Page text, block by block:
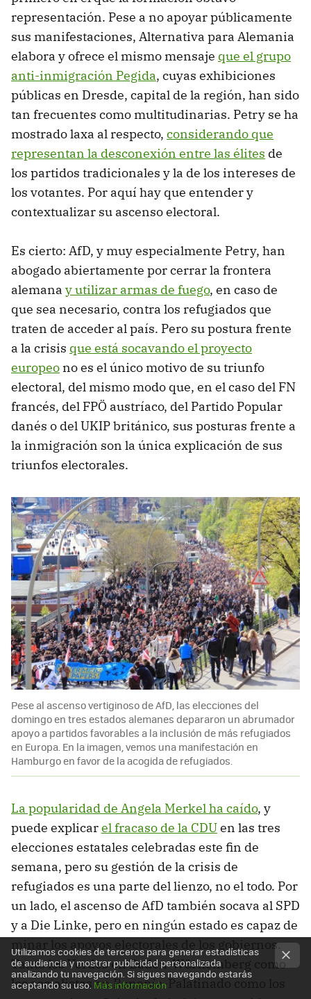
representación. Pese a no apoyar públicamente
sus manifestaciones, Alternativa para Alemania
elabora y ofrece el mismo mensaje que el grupo
anti-inmigración Pegida, cuyas exhibiciones
públicas en Dresde, capital de la región, han sido
tan frecuentes como multitudinarias. Petry se ha
mostrado laxa al respecto, considerando que
representan la desconexión entre las élites de
los partidos tradicionales y la de los intereses de
los votantes. Por aquí hay que entender y
contextualizar su ascenso electoral.
Es cierto: AfD, y muy especialmente Petry, han
abogado abiertamente por cerrar la frontera
alemana y utilizar armas de fuego, en caso de
que sea necesario, contra los refugiados que
traten de acceder al país. Pero su postura frente
a la crisis que está socavando el proyecto
europeo no es el único motivo de su triunfo
electoral, del mismo modo que, en el caso del FN
francés, del FPÖ austríaco, del Partido Popular
danés o del UKIP británico, sus posturas frente a
la inmigración son la única explicación de sus
triunfos electorales.
Pese al ascenso vertiginoso de AfD, las elecciones del
domingo en tres estados alemanes depararon un abrumador
apoyo a partidos favorables a la inclusión de más refugiados
en Europa. En la imagen, vemos una manifestación en
Hamburgo en favor de la acogida de refugiados.
La popularidad de Angela Merkel ha caído, y
puede explicarel fracaso de la CDUen las tres
elecciones estatales celebradas este fin de
semana, pero su gestión de la crisis de
refugiados es una parte del lienzo, no el todo. Por
un lado, el ascenso de AfD también socava al SPD
y a Die Linke, pero en ningún estado es capaz de
minar los apoyos electorales de los gobiernos.
Tanto los Verdes en Baden-Württemberg como
los socialistas en Renania-Palatinado como los
Utilizamos cookies de terceros para generar estadísticas
de audiencia y mostrar publicidad personalizada
analizando tu navegación. Si sigues navegando estarás
aceptando su uso. Más información